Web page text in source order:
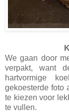
We gaan door
verpakt, want
hartvormige
gekoesterde foto
te kiezen voor
te vullen.